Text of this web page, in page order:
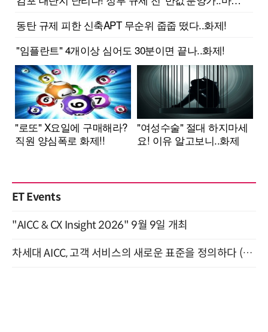
ET Events
"AICC & CX Insight 2026" 9월 9일 개최
차세대 AICC, 고객 서비스의 새로운 표준을 정의하다 (9/9)